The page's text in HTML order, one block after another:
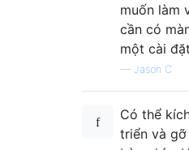
muốn làm
cần có
một cài
— Jason C
Có thể
triển và